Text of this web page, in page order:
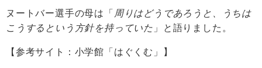
ヌートバー選手の母は「 周りはどうであろうと、うちは
こうするという方針を持っていた 」と語りました。
【参考サイト： 小学館「はぐくむ」 】